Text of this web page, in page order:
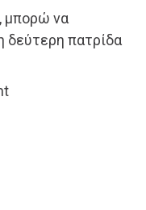
μπορώ να
δεύτερη πατρίδα